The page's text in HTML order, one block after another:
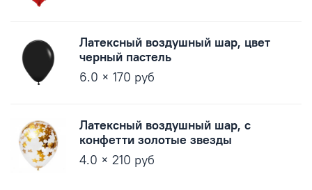
Латексный воздушный шар, цвет
черный пастель
6.0 × 170 руб
Латексный воздушный шар, с
конфетти золотые звезды
4.0 × 210 руб